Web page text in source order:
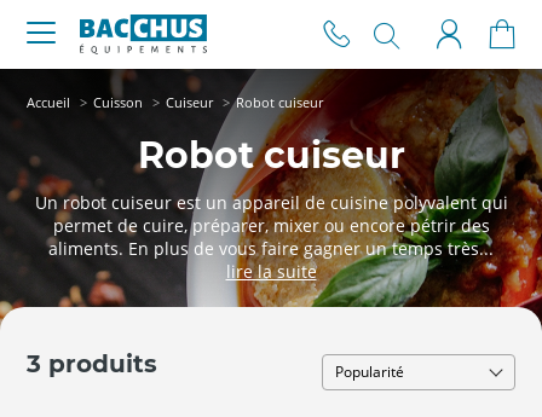
Accueil Cuisson Cuiseur Robot cuiseur
Robot cuiseur
Un robot cuiseur est un appareil de cuisine polyvalent qui
permet de cuire, préparer, mixer ou encore pétrir des
aliments. En plus de vous faire gagner un temps très...
3 produits